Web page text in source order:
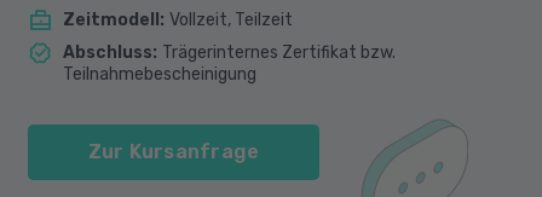
Zeitmodell : Vollzeit, Teilzeit
Abschluss: Trägerinternes Zertifikat bzw.
Teilnahmebescheinigung
Zur Kursanfrage